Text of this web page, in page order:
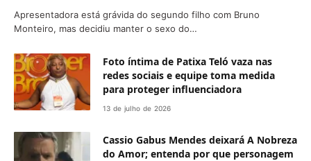
Apresentadora está grávida do segundo filho com Bruno
Monteiro, mas decidiu manter o sexo do…
Foto íntima de Patixa Teló vaza nas
redes sociais e equipe toma medida
para proteger influenciadora
13 de julho de 2026
Cassio Gabus Mendes deixará A Nobreza
do Amor; entenda por que personagem